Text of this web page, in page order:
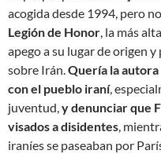
acogida desde 1994, pero
Legión de Honor, la más
apego a su lugar de origen
sobre Irán.Quería la
con el pueblo iraní,
juventud,y denunciar que
visados a disidentes,
iraníes se paseaban por